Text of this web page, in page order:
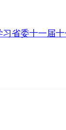
省委十一届